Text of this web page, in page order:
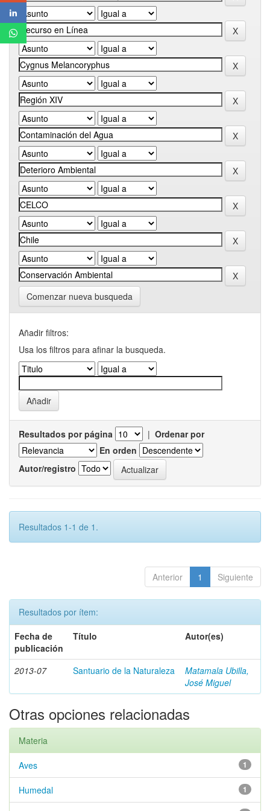
Comenzar nueva busqueda
Añadir filtros:
Usa los filtros para afinar la busqueda.
Resultados por página | Ordenar por
En orden
Autor/registro
Resultados 1-1 de 1.
Anterior 1 Siguiente
Resultados por ítem:
Fecha de
publicación
Título Autor(es)
2013-07 Santuario de la Naturaleza
Matamala Ubilla,
José Miguel
Otras opciones relacionadas
Materia
1
Aves
1
Humedal